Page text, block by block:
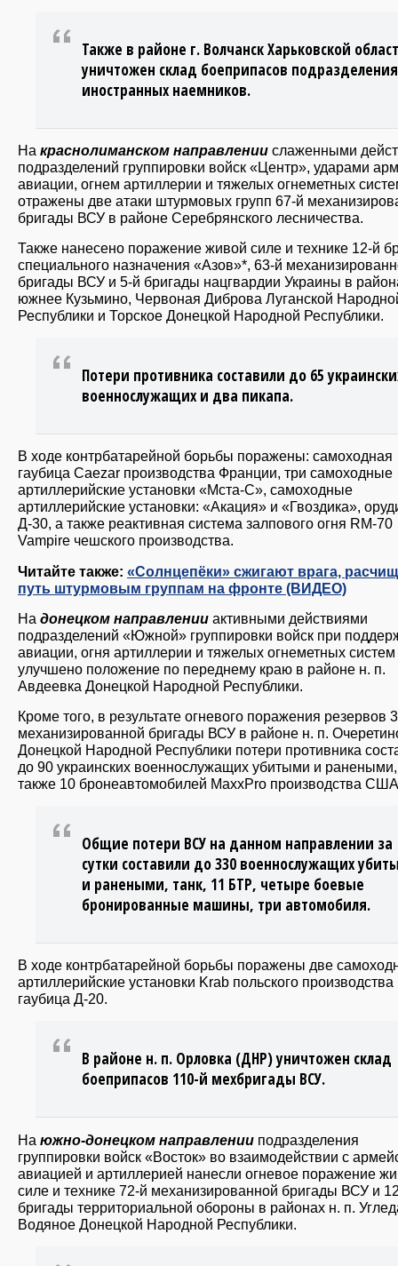
Также в районе г. Волчанск Харьковской
уничтожен склад боеприпасов подразделения
иностранных наемников.
На краснолиманском направлении слаженными
подразделений группировки войск «Центр», ударами
авиации, огнем артиллерии и тяжелых огнеметных
отражены две атаки штурмовых групп 67-й
бригады ВСУ в районе Серебрянского лесничества.
Также нанесено поражение живой силе и технике 12-й
специального назначения «Азов»*, 63-й
бригады ВСУ и 5-й бригады нацгвардии Украины в
южнее Кузьмино, Червоная Диброва Луганской
Республики и Торское Донецкой Народной Республики.
Потери противника составили до 65
военнослужащих и два пикапа.
В ходе контрбатарейной борьбы поражены: самоходная
гаубица Caezar производства Франции, три самоходные
артиллерийские установки «Мста-С», самоходные
артиллерийские установки: «Акация» и «Гвоздика»,
Д-30, а также реактивная система залпового огня RM-70
Vampire чешского производства.
Читайте также: «Солнцепёки» сжигают врага,
путь штурмовым группам на фронте (ВИДЕО)
На донецком направлении активными действиями
подразделений «Южной» группировки войск при
авиации, огня артиллерии и тяжелых огнеметных систем
улучшено положение по переднему краю в районе н. п.
Авдеевка Донецкой Народной Республики.
Кроме того, в результате огневого поражения резервов
механизированной бригады ВСУ в районе н. п.
Донецкой Народной Республики потери противника
до 90 украинских военнослужащих убитыми и
также 10 бронеавтомобилей MaxxPro производства
Общие потери ВСУ на данном направлении за
сутки составили до 330 военнослужащих
и ранеными, танк, 11 БТР, четыре боевые
бронированные машины, три автомобиля.
В ходе контрбатарейной борьбы поражены две
артиллерийские установки Krab польского производства
гаубица Д-20.
В районе н. п. Орловка (ДНР) уничтожен склад
боеприпасов 110-й мехбригады ВСУ.
На южно-донецком направлении подразделения
группировки войск «Восток» во взаимодействии с
авиацией и артиллерией нанесли огневое поражение
силе и технике 72-й механизированной бригады ВСУ и
бригады территориальной обороны в районах н. п.
Водяное Донецкой Народной Республики.